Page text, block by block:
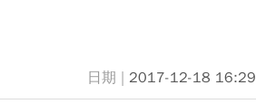
2017-12-18 16:29